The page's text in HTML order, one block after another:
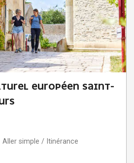
EUROPÉEN SAINT-
Aller simple / Itinérance